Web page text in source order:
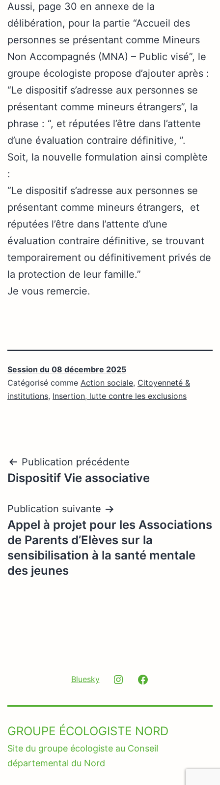
Aussi, page 30 en annexe de la
délibération, pour la partie “Accueil des
personnes se présentant comme Mineurs
Non Accompagnés (MNA) – Public visé”, le
groupe écologiste propose d’ajouter après :
“Le dispositif s’adresse aux personnes se
présentant comme mineurs étrangers”, la
phrase : “, et réputées l’être dans l’attente
d’une évaluation contraire définitive, ”.
Soit, la nouvelle formulation ainsi complète
:
“Le dispositif s’adresse aux personnes se
présentant comme mineurs étrangers, et
réputées l’être dans l’attente d’une
évaluation contraire définitive, se trouvant
temporairement ou définitivement privés de
la protection de leur famille.”
Je vous remercie.
Session du 08 décembre 2025
Catégorisé comme Action sociale, Citoyenneté &
institutions, Insertion, lutte contre les exclusions
Navigation
de
l’article
Publication précédente
Dispositif Vie associative
Publication suivante
Appel à projet pour les Associations
de Parents d’Elèves sur la
sensibilisation à la santé mentale
des jeunes
Bluesky Instagram
GROUPE ÉCOLOGISTE NORD
Site du groupe écologiste au Conseil
départemental du Nord